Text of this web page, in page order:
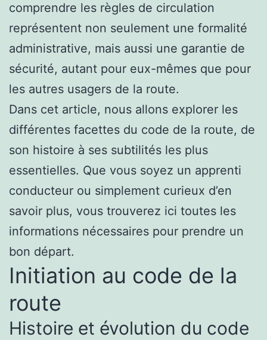
comprendre les règles de circulation
représentent non seulement une formalité
administrative, mais aussi une garantie de
sécurité, autant pour eux-mêmes que pour
les autres usagers de la route.
Dans cet article, nous allons explorer les
différentes facettes du code de la route, de
son histoire à ses subtilités les plus
essentielles. Que vous soyez un apprenti
conducteur ou simplement curieux d’en
savoir plus, vous trouverez ici toutes les
informations nécessaires pour prendre un
bon départ.
Initiation au code de la
route
Histoire et évolution du code